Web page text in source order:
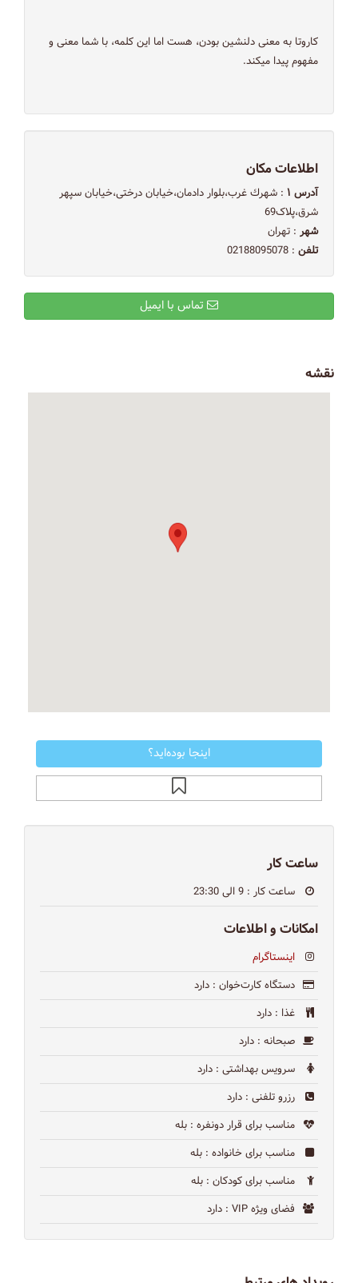
کاروتا به معنی دلنشین بودن، هست اما این کلمه، با شما معنی و
مفهوم پیدا میکند.
اطلاعات مکان
آدرس ۱
: شهرك غرب،بلوار دادمان،خیابان درختی،خیابان سپهر
شرق،پلاک69
شهر : تهران
تلفن : 02188095078
نقشه
اینجا بوده‌اید؟
ساعت کار
ساعت کار : 9 الی 23:30
امکانات و اطلاعات
اینستاگرام
دستگاه کارت‌خوان : دارد
غذا : دارد
صبحانه : دارد
سرویس بهداشتی : دارد
رزرو تلفنی : دارد
مناسب برای قرار دونفره : بله
مناسب برای خانواده : بله
مناسب برای کودکان : بله
فضای ویژه VIP
: دارد